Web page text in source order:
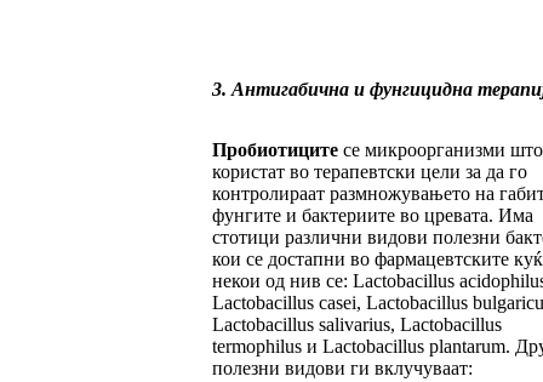
3. Антигабична и фунгицидна
Пробиотицитесе микроорганизми што
користат во терапевтски цели за да го
контролираат размножувањето на
фунгите и бактериите во цревата. Има
стотици различни видови полезни
кои се достапни во фармацевтските
некои од нив се: Lactobacillus
Lactobacillus casei, Lactobacillus
Lactobacillus salivarius, Lactobacillus
termophilus и Lactobacillus plantarum.
полезни видови ги вклучуваат: